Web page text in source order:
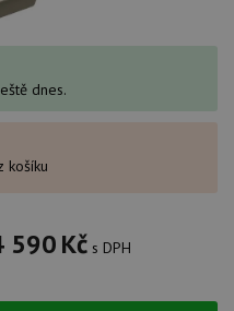
dnes.
košíku
590Kč s DPH